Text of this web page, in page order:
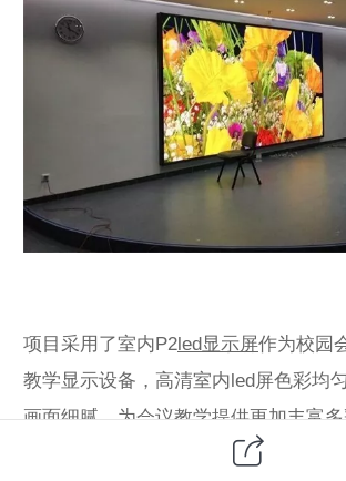
项目采用了室内P2 led显示屏作为校园
教学显示设备，高清室内led屏色彩均
画面细腻，为会议教学提供更加丰富
完美地呈现细节，共享来自多方面的信